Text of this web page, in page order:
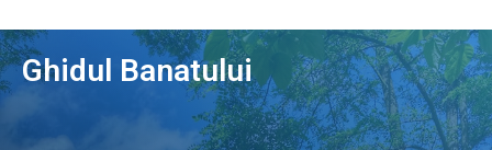
Ghidul Banatului